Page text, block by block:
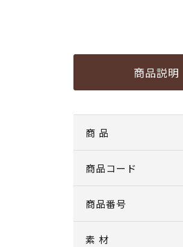
商品説明
商 品
商品コード
商品番号
素 材